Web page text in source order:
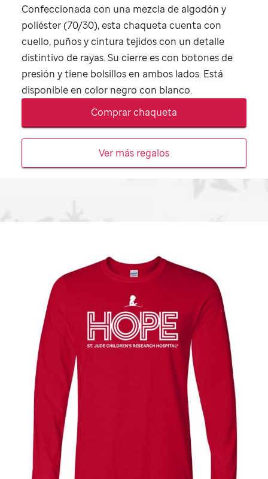
Confeccionada con una mezcla de algodón y
poliéster (70/30), esta chaqueta cuenta con
cuello, puños y cintura tejidos con un detalle
distintivo de rayas. Su cierre es con botones de
presión y tiene bolsillos en ambos lados. Está
disponible en color negro con blanco.
Comprar chaqueta
Ver más regalos